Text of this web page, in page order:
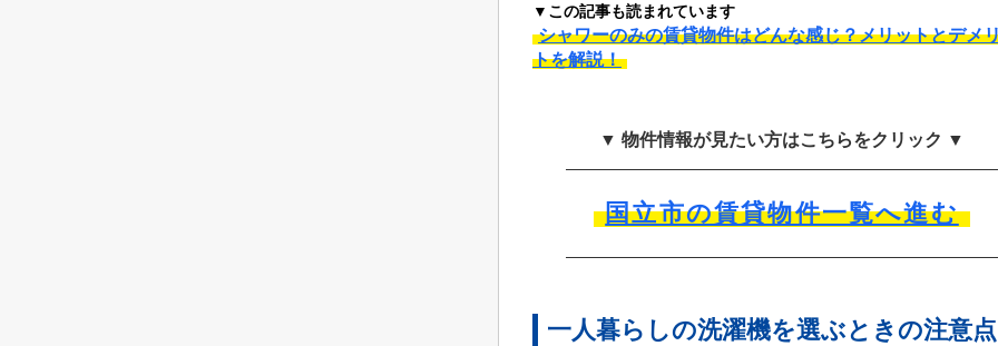
▼この記事も読まれています
シャワーのみの賃貸物件はどんな感じ？メリットとデメ
トを解説！
▼ 物件情報が見たい方はこちらをクリック ▼
国立市の賃貸物件一覧へ進む
一人暮らしの洗濯機を選ぶときの注意点